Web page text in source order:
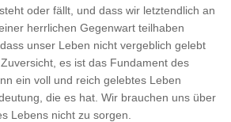
oder fällt, und dass wir letztendlich an
herrlichen Gegenwart teilhaben
unser Leben nicht vergeblich gelebt
es ist das Fundament des
ein voll und reich gelebtes Leben
die es hat. Wir brauchen uns über
Lebens nicht zu sorgen.